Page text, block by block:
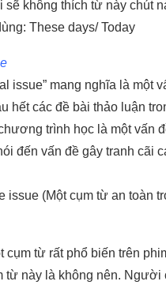
không thích từ này chút
These days/ Today
issue” mang nghĩa là một
hết các đề bài thảo luận
trình học là một vấn
đến vấn đề gây tranh cãi
issue (Một cụm từ an toàn
cụm từ rất phổ biến trên
từ này là không nên.